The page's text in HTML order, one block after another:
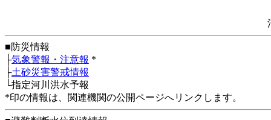
■防災情報
├気象警報・注意報 *
├土砂災害警戒情報
└指定河川洪水予報
*印の情報は、関連機関の公開ページへリンクします。